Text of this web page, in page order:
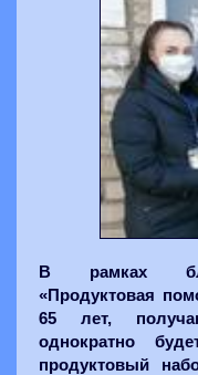
В рамках
«Продуктовая
65 лет,
однократно
продуктовый